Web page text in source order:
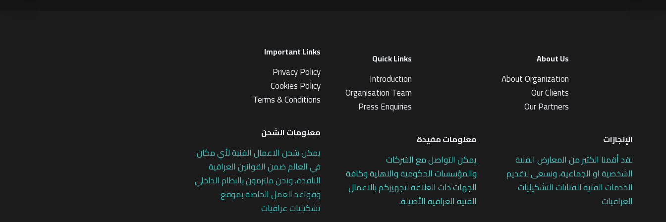
About Us
About Organization
Our Clients
Our Partners
الإنجازات
لقد أقمنا الكثير من المعارض الفنية
الشخصية او الجماعية، ونسعى لتقديم
الخدمات الفنية للفنانات التشكيليات
العراقيات
Quick Links
Introduction
Organisation Team
Press Enquiries
معلومات مفيدة
يمكن التواصل مع الشركات
والمؤسسات الحكومية والاهلية وكافة
الجهات ذات العلاقة لتجهيزكم بالاعمال
الفنية العراقية الأصيلة.
Important Links
Privacy Policy
Cookies Policy
Terms & Conditions
معلومات الشحن
يمكن شحن الاعمال الفنية لأي مكان
في العالم ضمن القوانين العراقية
النافذة، ونحن ملتزمون بالنظام الداخلي
وقواعد العمل الخاصة بموقع
تشكيليات عراقيات